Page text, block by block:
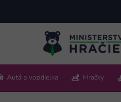
obsah
Pon-Pia 9:00-15:00
Autá a vozidielka Hračky